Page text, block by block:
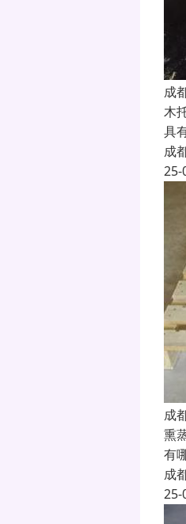
成
木
具
成
25-
成
熏
有
成
25-